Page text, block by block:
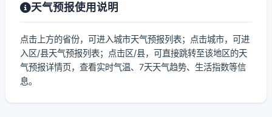
天气预报使用说明
点击上方的省份，可进入城市天气预报列表；点击城市，可进
入区/县天气预报列表；点击区/县，可直接跳转至该地区的天
气预报详情页，查看实时气温、7天天气趋势、生活指数等信
息。